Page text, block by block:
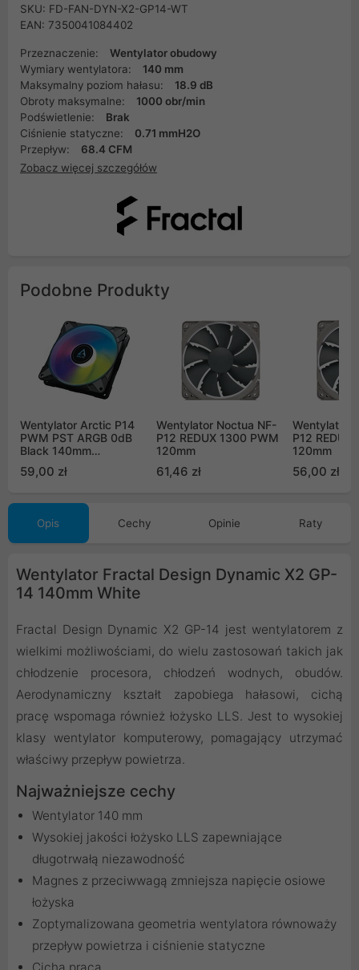
SKU: FD-FAN-DYN-X2-GP14-WT
EAN: 7350041084402
Przeznaczenie:
Wentylator obudowy
Wymiary wentylatora:
140 mm
Maksymalny poziom hałasu:
18.9 dB
Obroty maksymalne:
1000 obr/min
Podświetlenie:
Brak
Ciśnienie statyczne:
0.71 mmH2O
Przepływ:
68.4 CFM
Zobacz więcej szczegółów
Podobne Produkty
Wentylator Arctic P14
PWM PST ARGB 0dB
Black 140mm
59,00 zł
Wentylator Noctua NF-
P12 REDUX 1300 PWM
120mm
61,46 zł
Wentylator
P12
120mm
56,00 zł
Opis Cechy Opinie Raty
Wentylator Fractal Design Dynamic X2 GP-
14 140mm White
Fractal Design Dynamic X2 GP-14 jest wentylatorem z
wielkimi możliwościami, do wielu zastosowań takich jak
chłodzenie procesora, chłodzeń wodnych, obudów.
Aerodynamiczny kształt zapobiega hałasowi, cichą
pracę wspomaga również łożysko LLS. Jest to wysokiej
klasy wentylator komputerowy, pomagający utrzymać
właściwy przepływ powietrza.
Najważniejsze cechy
Wentylator 140 mm
Wysokiej jakości łożysko LLS zapewniające
długotrwałą niezawodność
Magnes z przeciwwagą zmniejsza napięcie osiowe
łożyska
Zoptymalizowana geometria wentylatora równoważy
przepływ powietrza i ciśnienie statyczne
Cicha praca